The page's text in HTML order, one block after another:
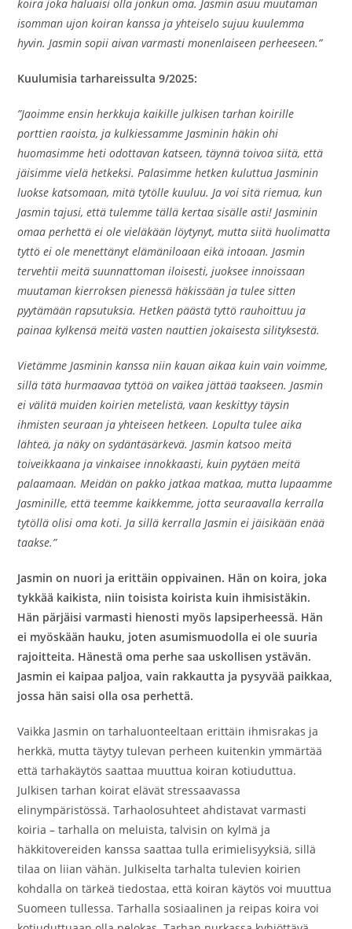
koira joka haluaisi olla jonkun oma. Jasmin asuu muutaman
isomman ujon koiran kanssa ja yhteiselo sujuu kuulemma
hyvin. Jasmin sopii aivan varmasti monenlaiseen perheeseen.”
Kuulumisia tarhareissulta 9/2025:
”Jaoimme ensin herkkuja kaikille julkisen tarhan koirille
porttien raoista, ja kulkiessamme Jasminin häkin ohi
huomasimme heti odottavan katseen, täynnä toivoa siitä, että
jäisimme vielä hetkeksi. Palasimme hetken kuluttua Jasminin
luokse katsomaan, mitä tytölle kuuluu. Ja voi sitä riemua, kun
Jasmin tajusi, että tulemme tällä kertaa sisälle asti! Jasminin
omaa perhettä ei ole vieläkään löytynyt, mutta siitä huolimatta
tyttö ei ole menettänyt elämäniloaan eikä intoaan. Jasmin
tervehtii meitä suunnattoman iloisesti, juoksee innoissaan
muutaman kierroksen pienessä häkissään ja tulee sitten
pyytämään rapsutuksia. Hetken päästä tyttö rauhoittuu ja
painaa kylkensä meitä vasten nauttien jokaisesta silityksestä.
Vietämme Jasminin kanssa niin kauan aikaa kuin vain voimme,
sillä tätä hurmaavaa tyttöä on vaikea jättää taakseen. Jasmin
ei välitä muiden koirien metelistä, vaan keskittyy täysin
ihmisten seuraan ja yhteiseen hetkeen. Lopulta tulee aika
lähteä, ja näky on sydäntäsärkevä. Jasmin katsoo meitä
toiveikkaana ja vinkaisee innokkaasti, kuin pyytäen meitä
palaamaan. Meidän on pakko jatkaa matkaa, mutta lupaamme
Jasminille, että teemme kaikkemme, jotta seuraavalla kerralla
tytöllä olisi oma koti. Ja sillä kerralla Jasmin ei jäisikään enää
taakse.”
Jasmin on nuori ja erittäin oppivainen. Hän on koira, joka
tykkää kaikista, niin toisista koirista kuin ihmisistäkin.
Hän pärjäisi varmasti hienosti myös lapsiperheessä. Hän
ei myöskään hauku, joten asumismuodolla ei ole suuria
rajoitteita. Hänestä oma perhe saa uskollisen ystävän.
Jasmin ei kaipaa paljoa, vain rakkautta ja pysyvää paikkaa,
jossa hän saisi olla osa perhettä.
Vaikka Jasmin on tarhaluonteeltaan erittäin ihmisrakas ja
herkkä, mutta täytyy tulevan perheen kuitenkin ymmärtää
että tarhakäytös saattaa muuttua koiran kotiuduttua.
Julkisen tarhan koirat elävät stressaavassa
elinympäristössä. Tarhaolosuhteet ahdistavat varmasti
koiria – tarhalla on meluista, talvisin on kylmä ja
häkkitovereiden kanssa saattaa tulla erimielisyyksiä, sillä
tilaa on liian vähän. Julkiselta tarhalta tulevien koirien
kohdalla on tärkeä tiedostaa, että koiran käytös voi muuttua
Suomeen tullessa. Tarhalla sosiaalinen ja reipas koira voi